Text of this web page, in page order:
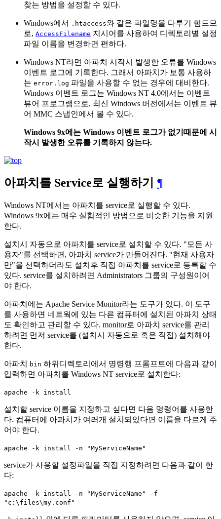
찾는 방법을 설정할 수 있다.
Windows에서 .htaccess와 같은 파일명을 다루기 힘드므
로, AccessFilename 지시어를 사용하여 디렉토리별 설정
파일 이름을 변경하면 편하다.
Windows NT라면 아파치 시작시 발생한 오류를 Windows
이벤트 로그에 기록한다. 그래서 아파치가 보통 사용하
는 error.log 파일을 사용할 수 없는 경우에 대비한다.
Windows 이벤트 로그는 Windows NT 4.0에서는 이벤트
뷰어 프로그램으로, 최신 Windows 버전에서는 이벤트 뷰
어 MMC 스냅인에서 볼 수 있다.
Windows 9x에는 Windows 이벤트 로그가 없기때문에 시
작시 발생한 오류를 기록하지 않는다.
아파치를 Service로 실행하기 ¶
Windows NT에서는 아파치를 service로 실행할 수 있다.
Windows 9x에는 매우 실험적인 방법으로 비슷한 기능을 지원
한다.
설치시 자동으로 아파치를 service로 설치할 수 있다. "모든 사
용자"를 선택하면, 아파치 service가 만들어진다. "현재 사용자
만"을 선택하더라도 설치후 직접 아파치를 service로 등록할 수
있다. service를 설치하려면 Administrators 그룹의 구성원이어
야 한다.
아파치에는 Apache Service Monitor라는 도구가 있다. 이 도구
를 사용하면 네트웍에 있는 다른 컴퓨터에 설치된 아파치 상태
도 확인하고 관리할 수 있다. monitor로 아파치 service를 관리
하려면 먼저 service를 (설치시 자동으로 혹은 직접) 설치해야
한다.
아파치 bin 하위디렉토리에서 명령행 프롬프트에 다음과 같이
입력하면 아파치를 Windows NT service로 설치한다:
apache -k install
설치할 service 이름을 지정하고 싶다면 다음 명령어를 사용한
다. 컴퓨터에 아파치가 여러개 설치되있다면 이름을 다르게 주
어야 한다.
apache -k install -n "MyServiceName"
service가 사용할 설정파일을 직접 지정하려면 다음과 같이 한
다:
apache -k install -n "MyServiceName" -f
"c:\files\my.conf"